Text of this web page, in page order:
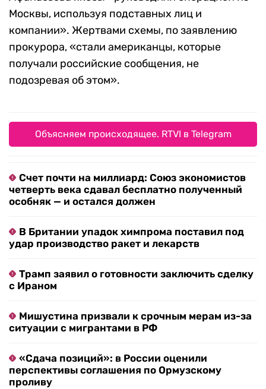
Москвы, используя подставных лиц и
компании». Жертвами схемы, по заявлению
прокурора, «стали американцы, которые
получали российские сообщения, не
подозревая об этом».
Объясняем происходящее. RTVI в Telegram
Счет почти на миллиард: Союз экономистов
четверть века сдавал бесплатно полученный
особняк — и остался должен
В Британии упадок химпрома поставил под
удар производство ракет и лекарств
Трамп заявил о готовности заключить сделку
с Ираном
Мишустина призвали к срочным мерам из-за
ситуации с мигрантами в РФ
«Сдача позиций»: в России оценили
перспективы соглашения по Ормузскому
проливу